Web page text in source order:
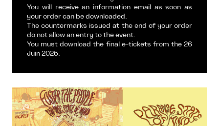
You will receive an information email as soon as
your order can be downloaded.
The countermarks issued at the end of your order
do not allow an entry to the event.
You must download the final e-tickets from the 26
Juin 2025.